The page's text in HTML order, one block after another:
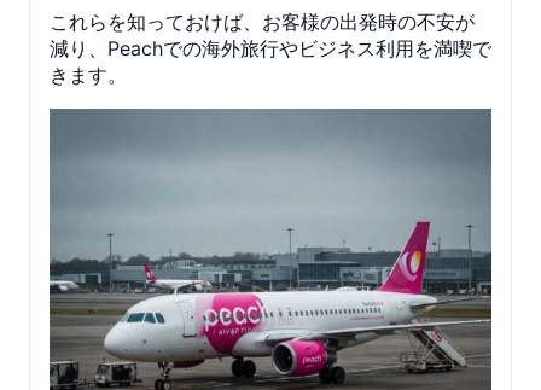
これらを知っておけば、お客様の出発時の不安が
減り、Peachでの海外旅行やビジネス利用を満喫で
きます。